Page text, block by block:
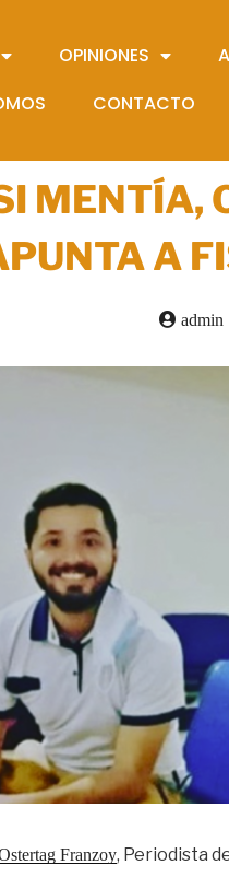
OPINIONES
CONTACTO
MENTÍA,
A
admin
Franzoy, Periodista